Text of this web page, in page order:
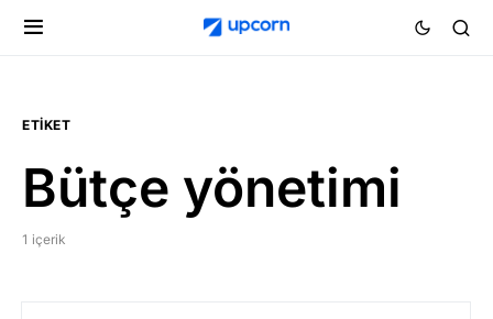
ETIKET
Bütçe yönetimi
1 içerik